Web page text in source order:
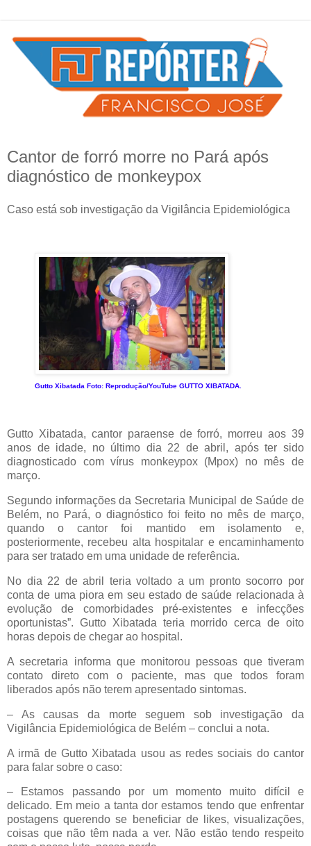
Cantor de forró morre no Pará após
diagnóstico de monkeypox
Caso está sob investigação da Vigilância Epidemiológica
Gutto Xibatada Foto: Reprodução/YouTube GUTTO XIBATADA.
Gutto Xibatada, cantor paraense de forró, morreu aos 39
anos de idade, no último dia 22 de abril, após ter sido
diagnosticado com vírus monkeypox (Mpox) no mês de
março.
Segundo informações da Secretaria Municipal de Saúde de
Belém, no Pará, o diagnóstico foi feito no mês de março,
quando o cantor foi mantido em isolamento e,
posteriormente, recebeu alta hospitalar e encaminhamento
para ser tratado em uma unidade de referência.
No dia 22 de abril teria voltado a um pronto socorro por
conta de uma piora em seu estado de saúde relacionada à
evolução de comorbidades pré-existentes e infecções
oportunistas”. Gutto Xibatada teria morrido cerca de oito
horas depois de chegar ao hospital.
A secretaria informa que monitorou pessoas que tiveram
contato direto com o paciente, mas que todos foram
liberados após não terem apresentado sintomas.
– As causas da morte seguem sob investigação da
Vigilância Epidemiológica de Belém – conclui a nota.
A irmã de Gutto Xibatada usou as redes sociais do cantor
para falar sobre o caso:
– Estamos passando por um momento muito difícil e
delicado. Em meio a tanta dor estamos tendo que enfrentar
postagens querendo se beneficiar de likes, visualizações,
coisas que não têm nada a ver. Não estão tendo respeito